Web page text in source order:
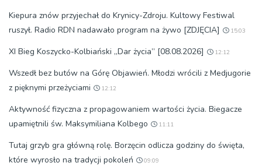
Kiepura znów przyjechał do Krynicy-Zdroju. Kultowy Festiwal
ruszył. Radio RDN nadawało program na żywo [ZDJĘCIA]
15:03
XI Bieg Koszycko-Kolbiański „Dar życia” [08.08.2026] 12:12
Wszedł bez butów na Górę Objawień. Młodzi wrócili z Medjugorie
z pięknymi przeżyciami
12:12
Aktywność fizyczna z propagowaniem wartości życia. Biegacze
upamiętnili św. Maksymiliana Kolbego
11:11
Tutaj grzyb gra główną rolę. Borzęcin odlicza godziny do święta,
które wyrosło na tradycji pokoleń
09:09